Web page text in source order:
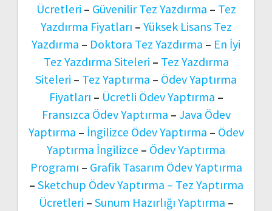
Ücretleri – Güvenilir Tez Yazdırma – Tez
Yazdırma Fiyatları – Yüksek Lisans Tez
Yazdırma – Doktora Tez Yazdırma – En İyi
Tez Yazdırma Siteleri – Tez Yazdırma
Siteleri – Tez Yaptırma – Ödev Yaptırma
Fiyatları – Ücretli Ödev Yaptırma –
Fransızca Ödev Yaptırma – Java Ödev
Yaptırma – İngilizce Ödev Yaptırma – Ödev
Yaptırma İngilizce – Ödev Yaptırma
Programı – Grafik Tasarım Ödev Yaptırma
– Sketchup Ödev Yaptırma – Tez Yaptırma
Ücretleri – Sunum Hazırlığı Yaptırma –